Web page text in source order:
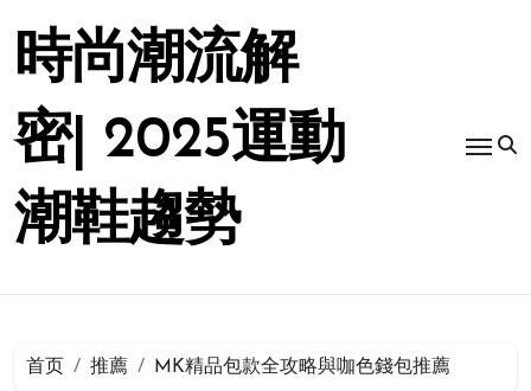
時尚潮流解
密| 2025運動
潮鞋趨勢
首页 推薦 MK精品包款全攻略與咖色錢包推薦